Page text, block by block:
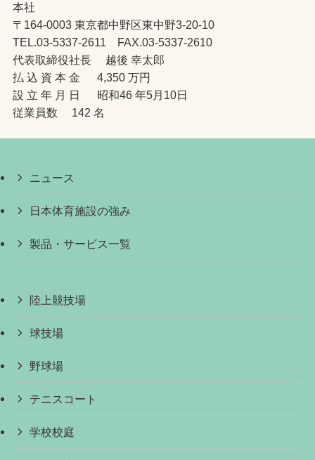
本社
〒164-0003 東京都中野区東中野3-20-10
TEL.03-5337-2611 FAX.03-5337-2610
代表取締役社長 越後 幸太郎
払 込 資 本 金 4,350 万円
設 立 年 月 日 昭和46 年5月10日
従業員数 142 名
ニュース
日本体育施設の強み
製品・サービス一覧
陸上競技場
球技場
野球場
テニスコート
学校校庭